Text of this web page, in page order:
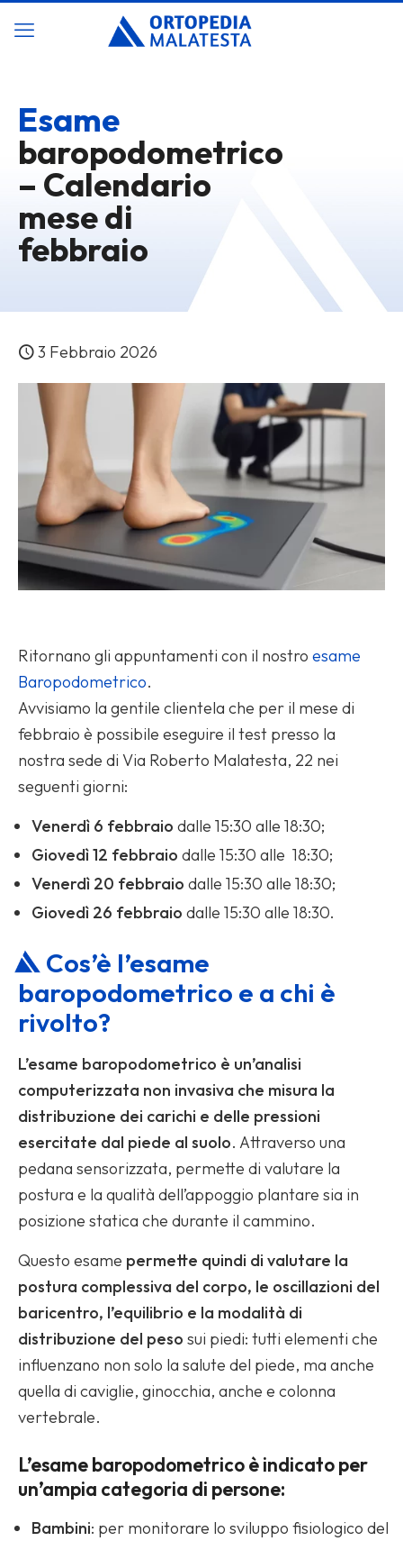
Esame
baropodometrico
– Calendario
mese di
febbraio
3 Febbraio 2026
Ritornano gli appuntamenti con il nostro esame
Baropodometrico.
Avvisiamo la gentile clientela che per il mese di
febbraio è possibile eseguire il test presso la
nostra sede di Via Roberto Malatesta, 22 nei
seguenti giorni:
Venerdì 6 febbraio dalle 15:30 alle 18:30;
Giovedì 12 febbraio dalle 15:30 alle 18:30;
Venerdì 20 febbraio dalle 15:30 alle 18:30;
Giovedì 26 febbraio dalle 15:30 alle 18:30.
Cos’è l’esame
baropodometrico e a chi è
rivolto?
L’esame baropodometrico è un’analisi
computerizzata non invasiva che misura la
distribuzione dei carichi e delle pressioni
esercitate dal piede al suolo. Attraverso una
pedana sensorizzata, permette di valutare la
postura e la qualità dell’appoggio plantare sia in
posizione statica che durante il cammino.
Questo esame permette quindi di valutare la
postura complessiva del corpo, le oscillazioni del
baricentro, l’equilibrio e la modalità di
distribuzione del peso sui piedi: tutti elementi che
influenzano non solo la salute del piede, ma anche
quella di caviglie, ginocchia, anche e colonna
vertebrale.
L’esame baropodometrico è indicato per
un’ampia categoria di persone:
Bambini: per monitorare lo sviluppo fisiologico del